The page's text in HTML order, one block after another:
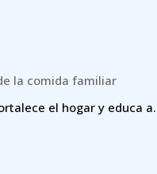
la comida familiar
el hogar y educa